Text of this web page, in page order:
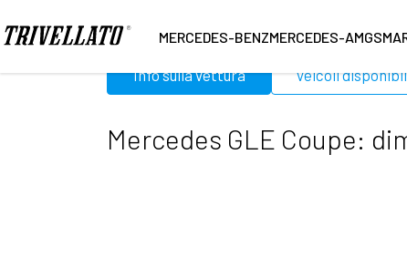
MERCEDES-BENZMERCEDES-AMG
Info sulla vettura Veicoli
Mercedes GLE Coupe: